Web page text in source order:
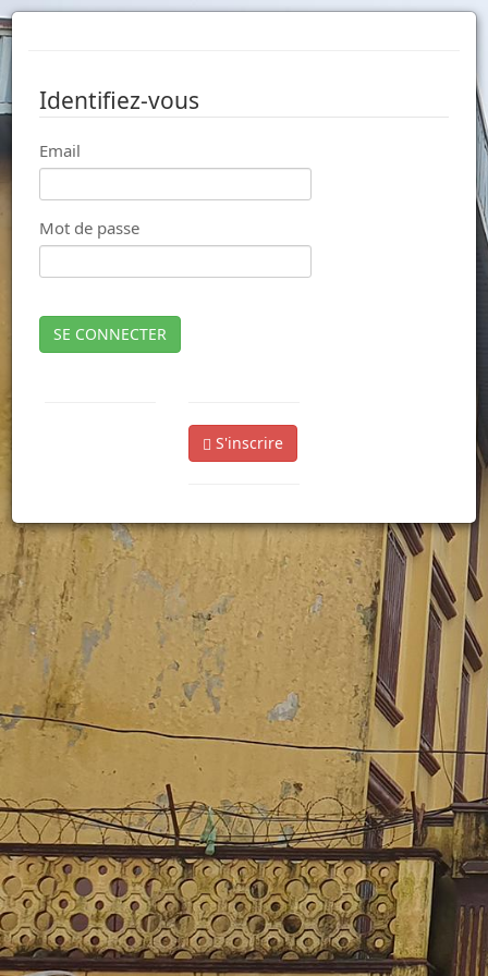
Identifiez-vous
Email
Mot de passe
SE CONNECTER
S'inscrire